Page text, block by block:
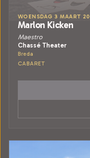
WOENSDAG 3 MAART
Marlon Kicken
Maestro
Chassé Theater
Breda
CABARET